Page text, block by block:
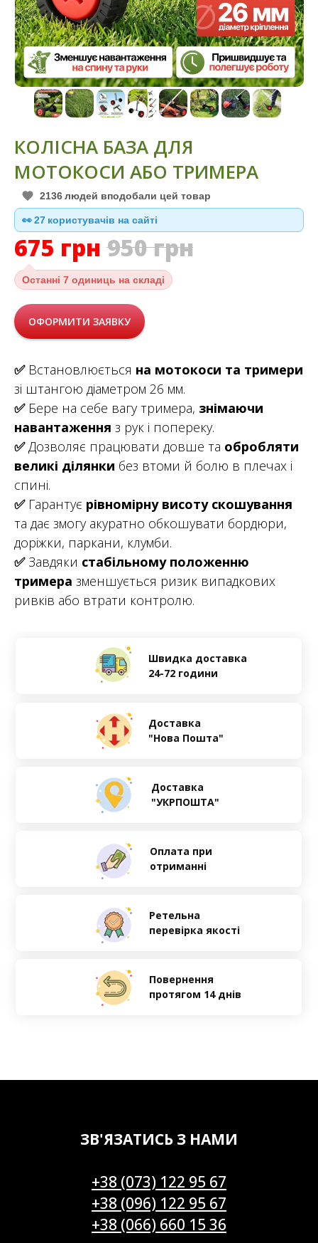
КОЛІСНА БАЗА ДЛЯ
МОТОКОСИ АБО ТРИМЕРА
2136 людей вподобали цей товар
👀27 користувачів на сайті
675 грн 950грн
Останні 7 одиниць на складі
ОФОРМИТИ ЗАЯВКУ
✅Встановлюється на мотокоси та тримери
зі штангою діаметром 26 мм.
✅Бере на себе вагу тримера, знімаючи
навантаження з рук і попереку.
✅Дозволяє працювати довше та обробляти
великі ділянки без втоми й болю в плечах і
спині.
✅Гарантує рівномірну висоту скошування
та дає змогу акуратно обкошувати бордюри,
доріжки, паркани, клумби.
✅Завдяки стабільному положенню
тримера зменшується ризик випадкових
ривків або втрати контролю.
Оплата при
отриманні
Ретельна
перевірка якості
Швидка доставка
24-72 години
Доставка
"Нова Пошта"
Доставка
"УКРПОШТА"
Повернення
протягом 14 днів
ЗВ'ЯЗАТИСЬ З НАМИ
+38 (073) 122 95 67
+38 (096) 122 95 67
+38 (066) 660 15 36